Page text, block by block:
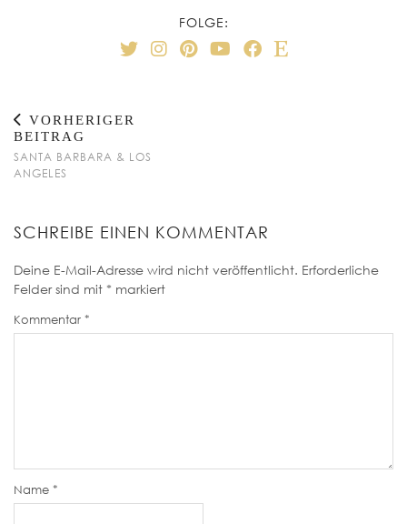
FOLGE:
VORHERIGER
BEITRAG
SANTA BARBARA & LOS
ANGELES
SCHREIBE EINEN KOMMENTAR
Deine E-Mail-Adresse wird nicht veröffentlicht. Erforderliche
Felder sind mit * markiert
Kommentar *
Name *